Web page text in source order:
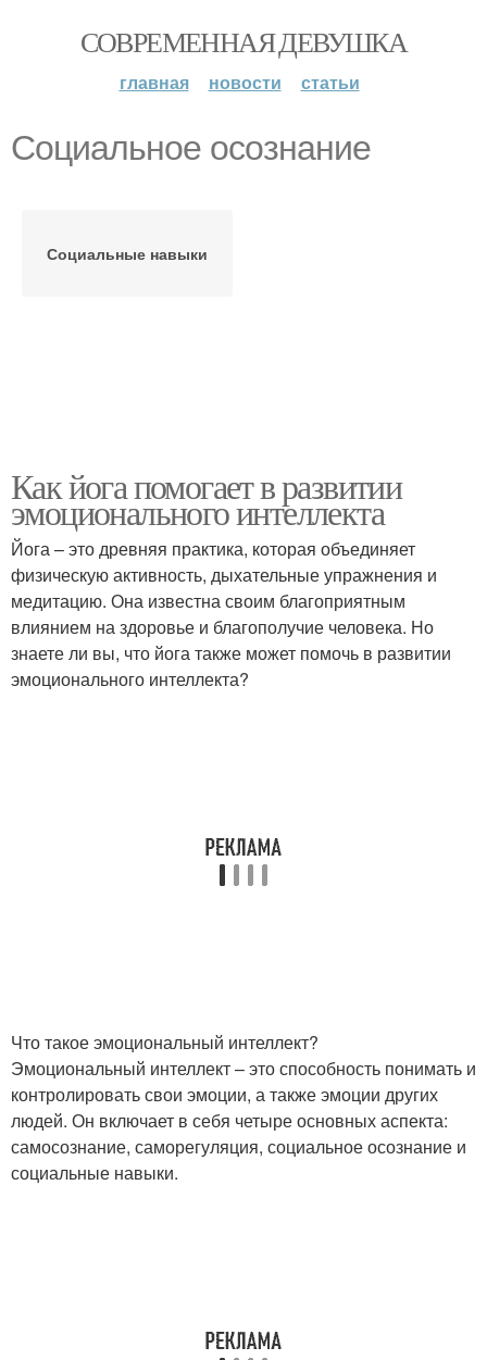
СОВРЕМЕННАЯ ДЕВУШКА
главная новости статьи
Социальное осознание
Социальные навыки
Как йога помогает в развитии
эмоционального интеллекта
Йога – это древняя практика, которая объединяет
физическую активность, дыхательные упражнения и
медитацию. Она известна своим благоприятным
влиянием на здоровье и благополучие человека. Но
знаете ли вы, что йога также может помочь в развитии
эмоционального интеллекта?
Что такое эмоциональный интеллект?
Эмоциональный интеллект – это способность понимать и
контролировать свои эмоции, а также эмоции других
людей. Он включает в себя четыре основных аспекта:
самосознание, саморегуляция, социальное осознание и
социальные навыки.